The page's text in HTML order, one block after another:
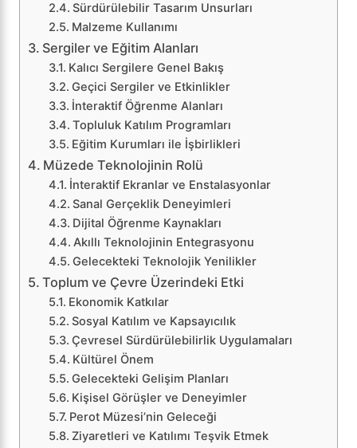
Sürdürülebilir Tasarım Unsurları
Malzeme Kullanımı
Sergiler ve Eğitim Alanları
Kalıcı Sergilere Genel Bakış
Geçici Sergiler ve Etkinlikler
İnteraktif Öğrenme Alanları
Topluluk Katılım Programları
Eğitim Kurumları ile İşbirlikleri
Müzede Teknolojinin Rolü
İnteraktif Ekranlar ve Enstalasyonlar
Sanal Gerçeklik Deneyimleri
Dijital Öğrenme Kaynakları
Akıllı Teknolojinin Entegrasyonu
Gelecekteki Teknolojik Yenilikler
Toplum ve Çevre Üzerindeki Etki
Ekonomik Katkılar
Sosyal Katılım ve Kapsayıcılık
Çevresel Sürdürülebilirlik Uygulamaları
Kültürel Önem
Gelecekteki Gelişim Planları
Kişisel Görüşler ve Deneyimler
Perot Müzesi’nin Geleceği
Ziyaretleri ve Katılımı Teşvik Etmek